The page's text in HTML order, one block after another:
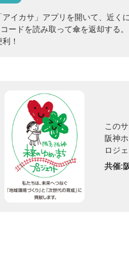
アイカサ」アプリを開いて、近く
ードを読み取って傘を返却する
利！
この
阪神
ロジ
共催: